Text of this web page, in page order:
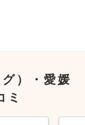
）・愛媛
ミ